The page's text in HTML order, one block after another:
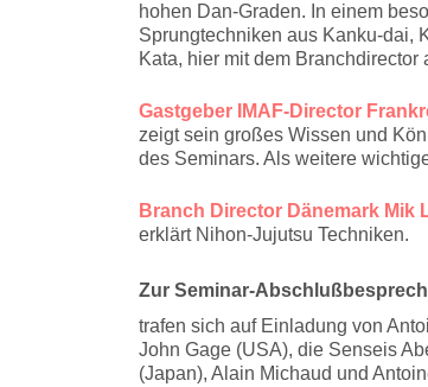
hohen Dan-Graden. In einem
Sprungtechniken aus Kanku-dai,
Kata, hier mit dem
Gastgeber IMAF-Director
zeigt sein großes Wissen und
des Seminars. Als weitere
Branch Director Dänemark Mik
erklärt Nihon-Jujutsu Techniken.
Zur Seminar-
trafen sich auf Einladung von
John Gage (USA), die Senseis
(Japan), Alain Michaud und